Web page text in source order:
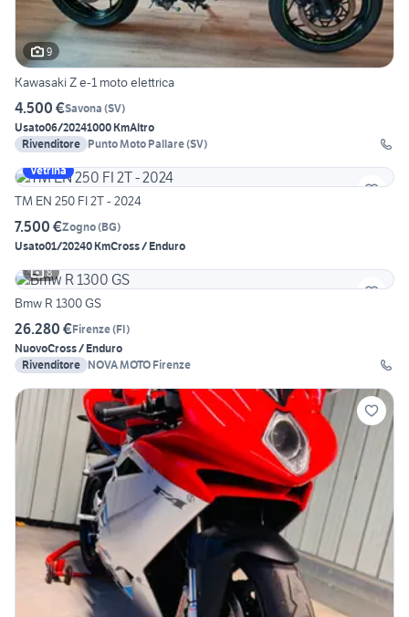
9
Kawasaki Z e-1 moto elettrica
4.500 €Savona (SV)
Usato06/20241000 KmAltro
Rivenditore Punto Moto Pallare (SV)
Vetrina
TM EN 250 FI 2T - 2024
7.500 €Zogno(BG)
Usato01/20240 KmCross / Enduro
8
Bmw R 1300 GS
26.280 €Firenze(FI)
NuovoCross / Enduro
Rivenditore NOVA MOTO Firenze